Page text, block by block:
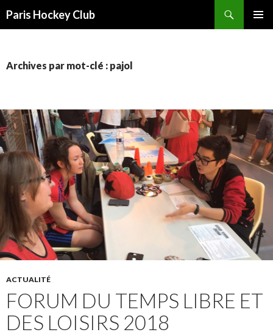
Paris Hockey Club
Archives par mot-clé : pajol
ACTUALITÉ
FORUM DU TEMPS LIBRE ET
DES LOISIRS 2018